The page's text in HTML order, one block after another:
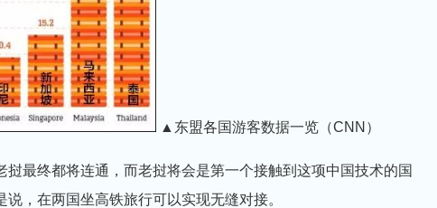
▲东盟各国游客数据一览（CNN）
终都将连通，而老挝将会是第一个接触到这项中国技术的国
，在两国坐高铁旅行可以实现无缝对接。